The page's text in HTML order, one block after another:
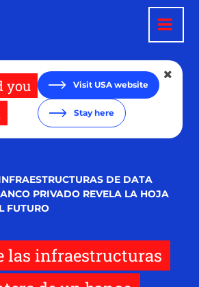
you
Visit USA website
Stay here
DE DATA
PRIVADO REVELA LA HOJA
FUTURO
las infraestructuras